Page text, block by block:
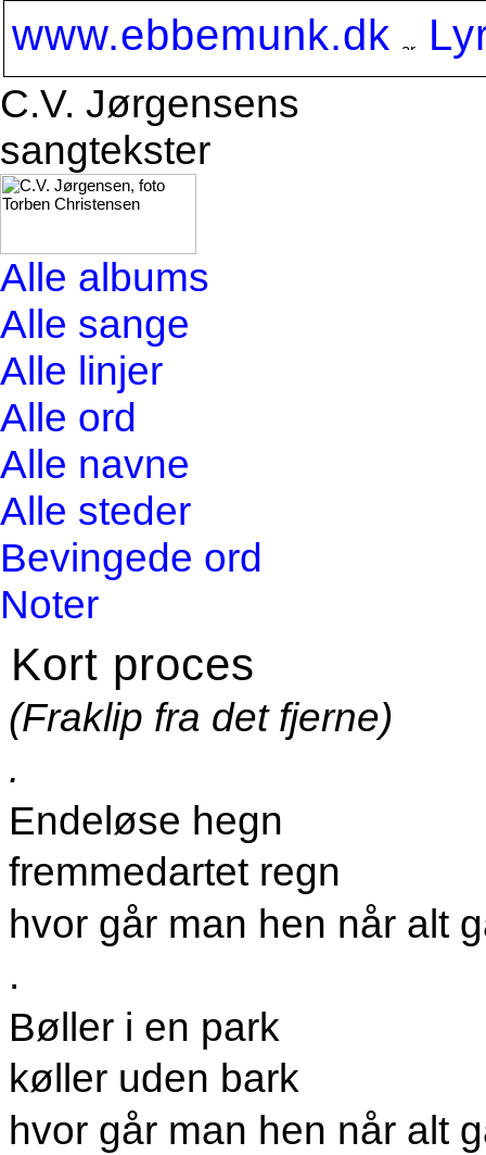
www.ebbemunk.dk
C.V. Jørgensens
sangtekster
Alle albums
Alle sange
Alle linjer
Alle ord
Alle navne
Alle steder
Bevingede ord
Noter
Kort proces
(Fraklip fra det fjerne)
.
Endeløse hegn
fremmedartet regn
hvor går man hen når alt
.
Bøller i en park
køller uden bark
hvor går man hen når alt